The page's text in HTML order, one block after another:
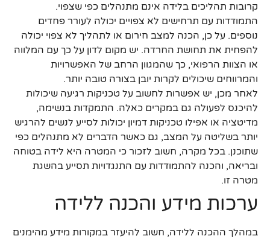
קרובות תהליכים בלידה אינם מתנהלים כפי שצפוי.
התמודדות עם תרחישים לא צפויים יכולה לעורר פחדים
נוספים. על כן, הכנה למצב חירום או לתהליך לא צפוי יכולה
להפחית את תחושת החרדה. יש מקום לדון על כך עם המלווה
או הצוות הרפואי, כך שהמגוון הרחב של האפשרויות
והמרווחים שיכולים לקרות יובן בצורה טובה יותר.
לאחר מכן, יש אפשרות לחשוב על טכניקות רגיעה שיכולות
להיכנס לפעולה גם במקרים כאלה. התמקדות בנשימה,
מדיטציה או אפילו טכניקות דמיון יכולות לסייע לנשים להרגיש
יותר בשליטה על המצב, גם כאשר הדברים לא מתנהלים כפי
שתוכנן. בכל מקרה, חשוב לזכור כי המטרה היא לידה בטוחה
ובריאה, והכנה להתמודדות עם התנגדויות תסייע בהשגת
מטרה זו.
ערכות מידע והכנה ללידה
במהלך ההכנה ללידה, חשוב להיעזר במקורות מידע מהימנים